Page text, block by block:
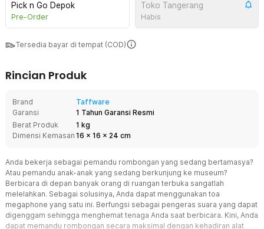
Pick n Go Depok
Pre-Order
Toko Tangerang
Habis
Tersedia bayar di tempat (COD)
Rincian Produk
Brand
Taffware
Garansi
1 Tahun Garansi Resmi
Berat Produk
1 kg
Dimensi Kemasan 16 x 16 x 24 cm
Anda bekerja sebagai pemandu rombongan yang sedang bertamasya?
Atau pemandu anak-anak yang sedang berkunjung ke museum?
Berbicara di depan banyak orang di ruangan terbuka sangatlah
melelahkan. Sebagai solusinya, Anda dapat menggunakan toa
megaphone yang satu ini. Berfungsi sebagai pengeras suara yang dapat
digenggam sehingga menghemat tenaga Anda saat berbicara. Kini, Anda
dapat memandu rombongan secara maksimal dengan kehadiran alat